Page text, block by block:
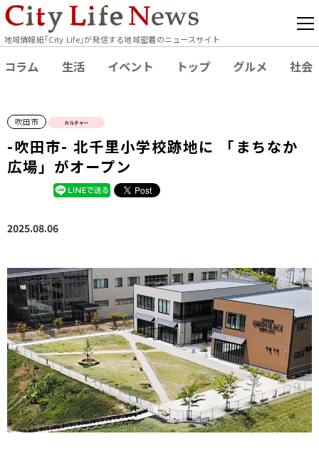
地域情報紙｢City Life｣が発信する地域密着のニュースサイト
コラム 生活 イベント トップ グルメ 社会
吹田市 カルチャー
-吹田市- 北千里小学校跡地に 「まちなか
広場」がオープン
2025.08.06